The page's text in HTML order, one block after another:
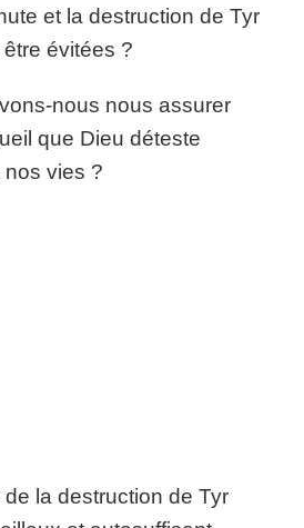
et la destruction de Tyr
évitées ?
nous nous assurer
que Dieu déteste
nos vies ?
la destruction de Tyr